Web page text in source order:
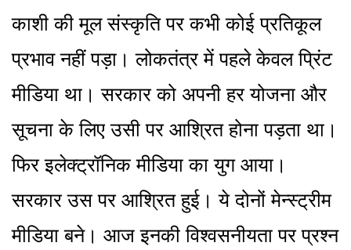
काशी की मूल संस्कृति पर कभी कोई प्रतिकूल
प्रभाव नहीं पड़ा। लोकतंत्र में पहले केवल प्रिंट
मीडिया था। सरकार को अपनी हर योजना और
सूचना के लिए उसी पर आश्रित होना पड़ता था।
फिर इलेक्ट्रॉनिक मीडिया का युग आया।
सरकार उस पर आश्रित हुई। ये दोनों मेन्स्ट्रीम
मीडिया बने। आज इनकी विश्वसनीयता पर प्रश्न